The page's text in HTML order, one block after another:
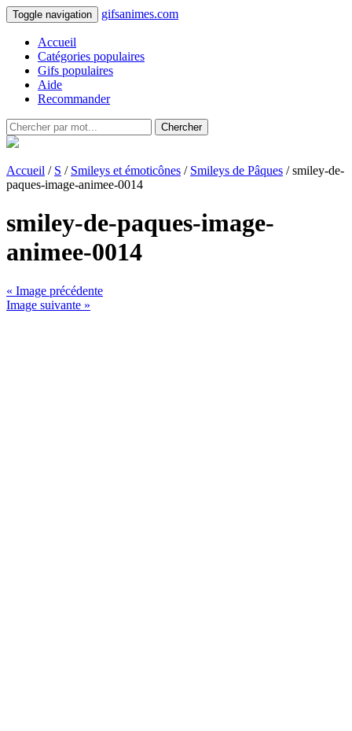
Toggle navigation gifsanimes.com
Accueil
Catégories populaires
Gifs populaires
Aide
Recommander
Chercher
Accueil / S / Smileys et émoticônes / Smileys de Pâques / smiley-de-
paques-image-animee-0014
smiley-de-paques-image-
animee-0014
« Image précédente
Image suivante »